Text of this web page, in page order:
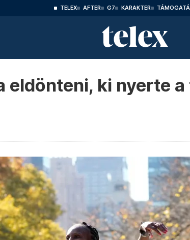
TELEX AFTER G7 KARAKTER
eldönteni, ki nyerte